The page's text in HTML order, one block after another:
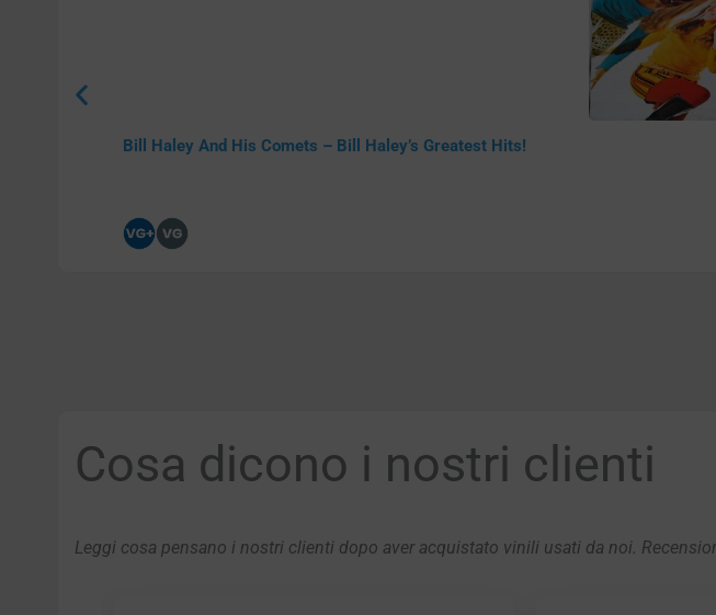
Bill Haley And His Comets – Bill Haley’s Greatest Hits!
Cosa dicono i nostri clienti
Leggi cosa pensano i nostri clienti dopo aver acquistato vinili usati da noi.